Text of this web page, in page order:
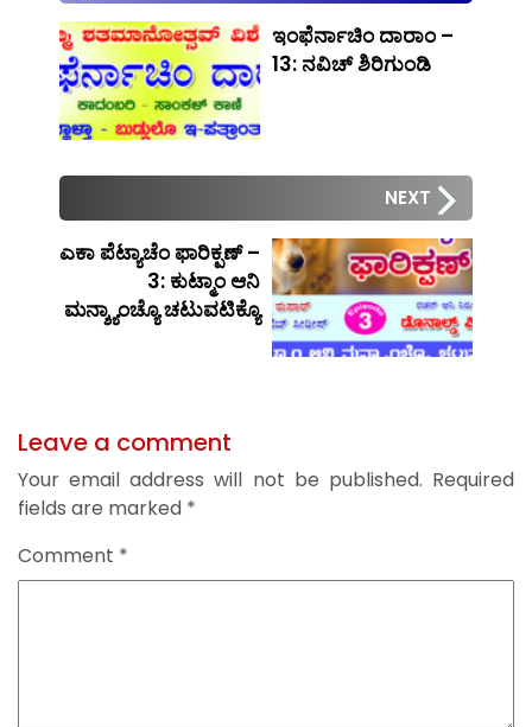
ಇಂಫೆರ್ನಾಚಿಂ ದಾರಾಂ –
13: ನವಿಚ್ ಶಿರಿಗುಂಡಿ
NEXT
ಎಕಾ ಪೆಟ್ಯಾಚೆಂ ಫಾರಿಕ್ಪಣ್ –
3: ಕುಟ್ಮಾಂ ಆನಿ
ಮನ್ಶ್ಯಾಂಚ್ಯೊ ಚಟುವಟಿಕ್ಯೊ
Leave a comment
Your email address will not be published. Required
fields are marked *
Comment *